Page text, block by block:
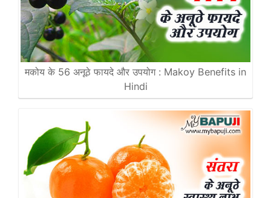
मकोय के 56 अनूठे फायदे और उपयोग : Makoy Benefits in
Hindi